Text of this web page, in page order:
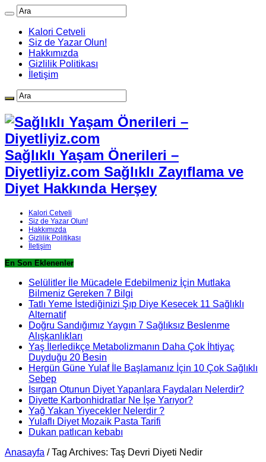
Kalori Cetveli
Siz de Yazar Olun!
Hakkımızda
Gizlilik Politikası
İletişim
Sağlıklı Yaşam Önerileri –
Diyetliyiz.com Sağlıklı Zayıflama ve
Diyet Hakkında Herşey
Kalori Cetveli
Siz de Yazar Olun!
Hakkımızda
Gizlilik Politikası
İletişim
En Son Eklenenler
Selülitler İle Mücadele Edebilmeniz İçin Mutlaka
Bilmeniz Gereken 7 Bilgi
Tatlı Yeme İstediğinizi Şıp Diye Kesecek 11 Sağlıklı
Alternatif
Doğru Sandığımız Yaygın 7 Sağlıksız Beslenme
Alışkanlıkları
Yaş İlerledikçe Metabolizmanın Daha Çok İhtiyaç
Duyduğu 20 Besin
Hergün Güne Yulaf İle Başlamanız İçin 10 Çok Sağlıklı
Sebep
Isırgan Otunun Diyet Yapanlara Faydaları Nelerdir?
Diyette Karbonhidratlar Ne İşe Yarıyor?
Yağ Yakan Yiyecekler Nelerdir ?
Yulaflı Diyet Mozaik Pasta Tarifi
Dukan patlıcan kebabı
Anasayfa / Tag Archives: Taş Devri Diyeti Nedir